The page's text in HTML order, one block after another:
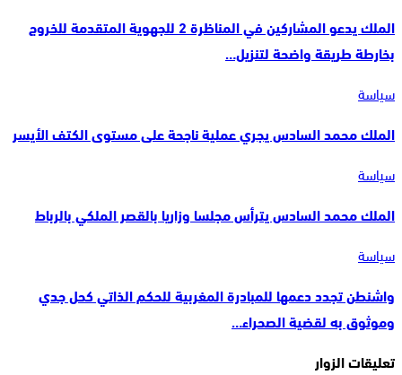
الملك يدعو المشاركين في المناظرة 2 للجهوية المتقدمة للخروج
بخارطة طريقة واضحة لتنزيل…
سياسة
الملك محمد السادس يجري عملية ناجحة على مستوى الكتف الأيسر
سياسة
الملك محمد السادس يترأس مجلسا وزاريا بالقصر الملكي بالرباط
سياسة
واشنطن تجدد دعمها للمبادرة المغربية للحكم الذاتي كحل جدي
وموثوق به لقضية الصحراء…
تعليقات الزوار